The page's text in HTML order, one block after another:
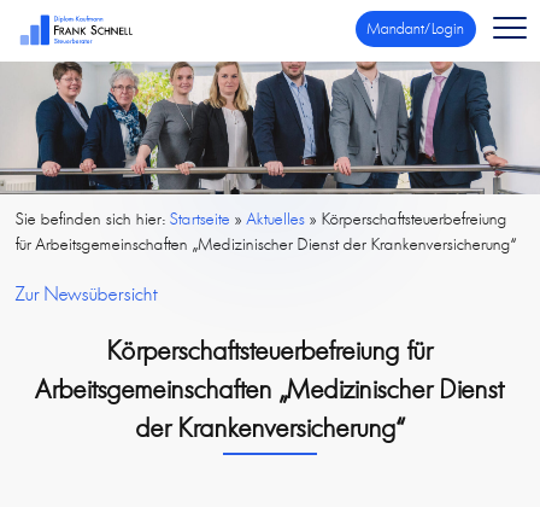
Mandant/Login
Sie befinden sich hier:Startseite »Aktuelles »Körperschaftsteuerbefreiung
für Arbeitsgemeinschaften „Medizinischer Dienst der Krankenversicherung“
Zur Newsübersicht
Körperschaftsteuerbefreiung für
Arbeitsgemeinschaften „Medizinischer Dienst
der Krankenversicherung“